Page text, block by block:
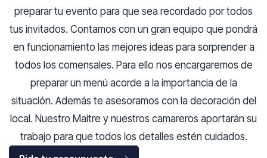
preparar tu evento para que sea recordado por todos
tus invitados. Contamos con un gran equipo que pondrá
en funcionamiento las mejores ideas para sorprender a
todos los comensales. Para ello nos encargaremos de
preparar un menú acorde a la importancia de la
situación. Además te asesoramos con la decoración del
local. Nuestro Maitre y nuestros camareros aportarán su
trabajo para que todos los detalles estén cuidados.